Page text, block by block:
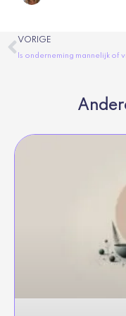
Vorige
VORIGE